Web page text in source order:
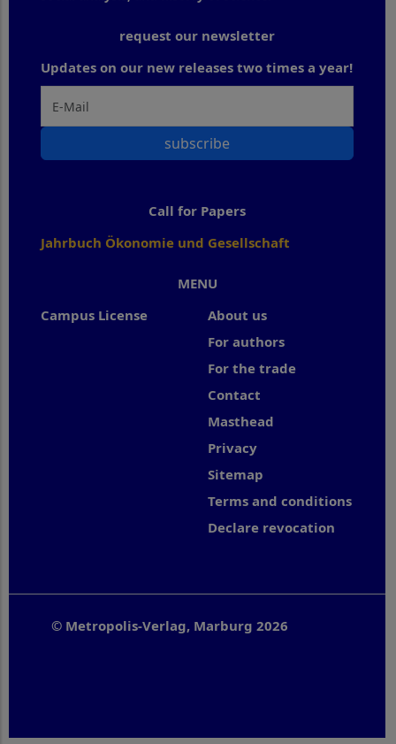
MENU
Campus License
About us
For authors
For the trade
Contact
Masthead
Privacy
Sitemap
Terms and conditions
Declare revocation
request our newsletter
Updates on our new releases two times a year!
subscribe
Call for Papers
Jahrbuch Ökonomie und Gesellschaft
© Metropolis-Verlag, Marburg 2026